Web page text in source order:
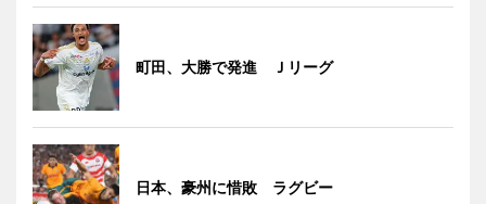
町田、大勝で発進 Ｊリーグ
日本、豪州に惜敗 ラグビー